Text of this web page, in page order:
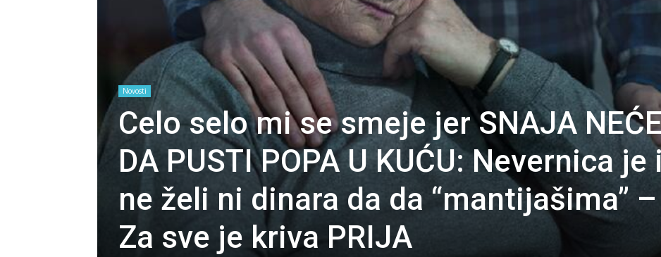
Novosti
Celo selo mi se smeje jer SNAJA NEĆE
DA PUSTI POPA U KUĆU: Nevernica je
ne želi ni dinara da da “mantijašima” –
Za sve je kriva PRIJA